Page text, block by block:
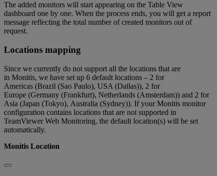
The added monitors will start appearing on the Table View
dashboard one by one. When the process ends, you will get a report
message reflecting the total number of created monitors out of
request.
Locations mapping
Since we currently do not support all the locations that are
in Monitis, we have set up 6 default locations – 2 for
Americas (Brazil (Sao Paulo), USA (Dallas)), 2 for
Europe (Germany (Frankfurt), Netherlands (Amsterdam)) and 2 for
Asia (Japan (Tokyo), Australia (Sydney)). If your Monitis monitor
configuration contains locations that are not supported in
TeamViewer Web Monitoring, the default location(s) will be set
automatically.
Monitis Location